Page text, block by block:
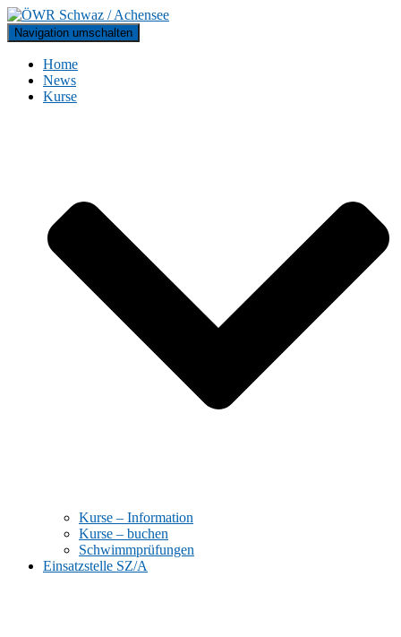
Navigation umschalten
Home
News
Kurse
Kurse – Information
Kurse – buchen
Schwimmprüfungen
Einsatzstelle SZ/A